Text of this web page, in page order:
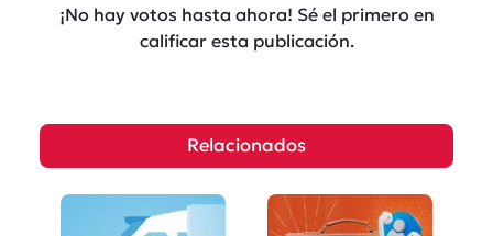
¡No hay votos hasta ahora! Sé el primero en
calificar esta publicación.
Relacionados